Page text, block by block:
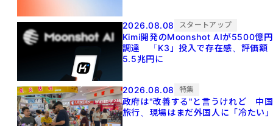
2026.08.08 スタートアップ
Kimi開発のMoonshot AIが5500億円
調達 「K3」投入で存在感、評価額
5.5兆円に
2026.08.08 特集
政府は"改善する"と言うけれど 中国
旅行、現場はまだ外国人に「冷たい